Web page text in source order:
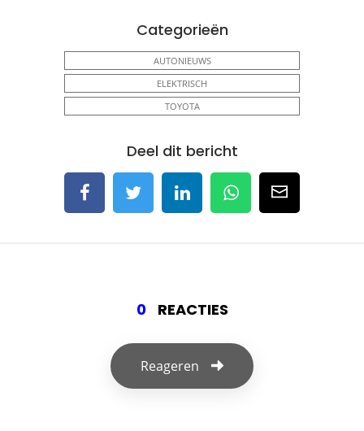
Categorieën
AUTONIEUWS
ELEKTRISCH
TOYOTA
Deel dit bericht
0 REACTIES
Reageren